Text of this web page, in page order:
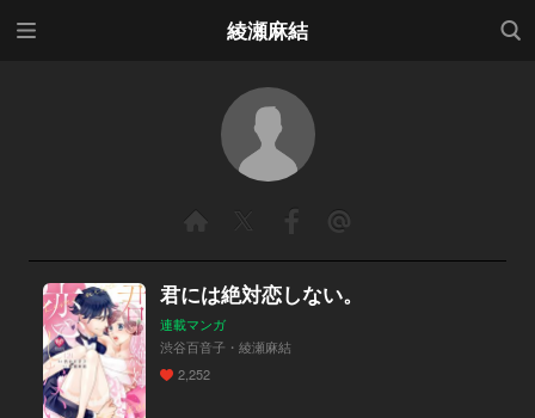
綾瀬麻結
検索
君には絶対恋しない。
連載マンガ
渋谷百音子・綾瀬麻結
2,252